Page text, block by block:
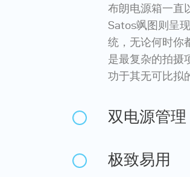
布朗电源箱一直
Satos飒图则呈
统，无论何时你
是最复杂的拍摄
功于其无可比拟
双电源管理
极致易用